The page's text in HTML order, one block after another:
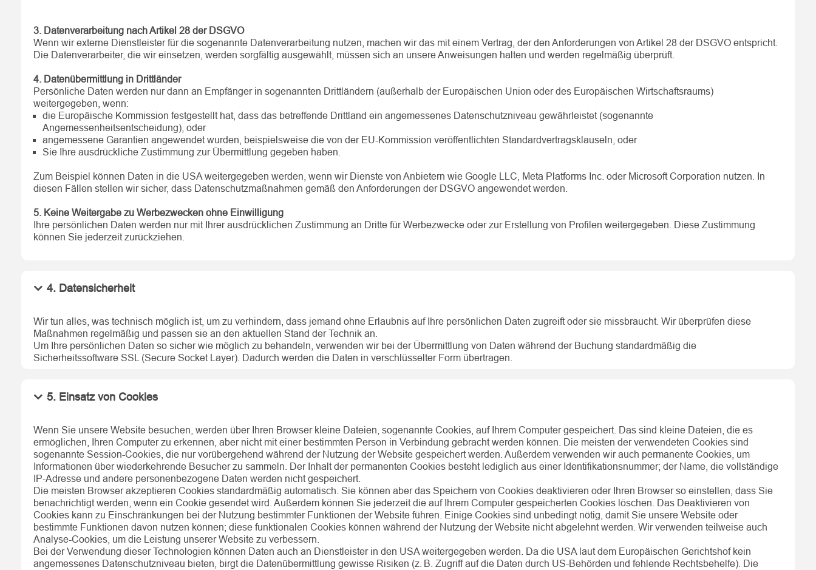
3. Datenverarbeitung nach Artikel 28 der DSGVO
Wenn wir externe Dienstleister für die sogenannte Datenverarbeitung nutzen, machen wir das mit einem Vertrag, der den Anforderungen von Artikel 28 der DSGVO entspricht.
Die Datenverarbeiter, die wir einsetzen, werden sorgfältig ausgewählt, müssen sich an unsere Anweisungen halten und werden regelmäßig überprüft.
4. Datenübermittlung in Drittländer
Persönliche Daten werden nur dann an Empfänger in sogenannten Drittländern (außerhalb der Europäischen Union oder des Europäischen Wirtschaftsraums)
weitergegeben, wenn:
die Europäische Kommission festgestellt hat, dass das betreffende Drittland ein angemessenes Datenschutzniveau gewährleistet (sogenannte
Angemessenheitsentscheidung), oder
angemessene Garantien angewendet wurden, beispielsweise die von der EU-Kommission veröffentlichten Standardvertragsklauseln, oder
Sie Ihre ausdrückliche Zustimmung zur Übermittlung gegeben haben.
Zum Beispiel können Daten in die USA weitergegeben werden, wenn wir Dienste von Anbietern wie Google LLC, Meta Platforms Inc. oder Microsoft Corporation nutzen. In
diesen Fällen stellen wir sicher, dass Datenschutzmaßnahmen gemäß den Anforderungen der DSGVO angewendet werden.
5. Keine Weitergabe zu Werbezwecken ohne Einwilligung
Ihre persönlichen Daten werden nur mit Ihrer ausdrücklichen Zustimmung an Dritte für Werbezwecke oder zur Erstellung von Profilen weitergegeben. Diese Zustimmung
können Sie jederzeit zurückziehen.
4. Datensicherheit
Wir tun alles, was technisch möglich ist, um zu verhindern, dass jemand ohne Erlaubnis auf Ihre persönlichen Daten zugreift oder sie missbraucht. Wir überprüfen diese
Maßnahmen regelmäßig und passen sie an den aktuellen Stand der Technik an.
Um Ihre persönlichen Daten so sicher wie möglich zu behandeln, verwenden wir bei der Übermittlung von Daten während der Buchung standardmäßig die
Sicherheitssoftware SSL (Secure Socket Layer). Dadurch werden die Daten in verschlüsselter Form übertragen.
5. Einsatz von Cookies
Wenn Sie unsere Website besuchen, werden über Ihren Browser kleine Dateien, sogenannte Cookies, auf Ihrem Computer gespeichert. Das sind kleine Dateien, die es
ermöglichen, Ihren Computer zu erkennen, aber nicht mit einer bestimmten Person in Verbindung gebracht werden können. Die meisten der verwendeten Cookies sind
sogenannte Session-Cookies, die nur vorübergehend während der Nutzung der Website gespeichert werden. Außerdem verwenden wir auch permanente Cookies, um
Informationen über wiederkehrende Besucher zu sammeln. Der Inhalt der permanenten Cookies besteht lediglich aus einer Identifikationsnummer; der Name, die vollständige
IP-Adresse und andere personenbezogene Daten werden nicht gespeichert.
Die meisten Browser akzeptieren Cookies standardmäßig automatisch. Sie können aber das Speichern von Cookies deaktivieren oder Ihren Browser so einstellen, dass Sie
benachrichtigt werden, wenn ein Cookie gesendet wird. Außerdem können Sie jederzeit die auf Ihrem Computer gespeicherten Cookies löschen. Das Deaktivieren von
Cookies kann zu Einschränkungen bei der Nutzung bestimmter Funktionen der Website führen. Einige Cookies sind unbedingt nötig, damit Sie unsere Website oder
bestimmte Funktionen davon nutzen können; diese funktionalen Cookies können während der Nutzung der Website nicht abgelehnt werden. Wir verwenden teilweise auch
Analyse-Cookies, um die Leistung unserer Website zu verbessern.
Bei der Verwendung dieser Technologien können Daten auch an Dienstleister in den USA weitergegeben werden. Da die USA laut dem Europäischen Gerichtshof kein
angemessenes Datenschutzniveau bieten, birgt die Datenübermittlung gewisse Risiken (z. B. Zugriff auf die Daten durch US-Behörden und fehlende Rechtsbehelfe). Die